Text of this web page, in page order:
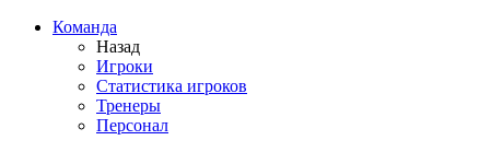
Команда
Назад
Игроки
Статистика игроков
Тренеры
Персонал